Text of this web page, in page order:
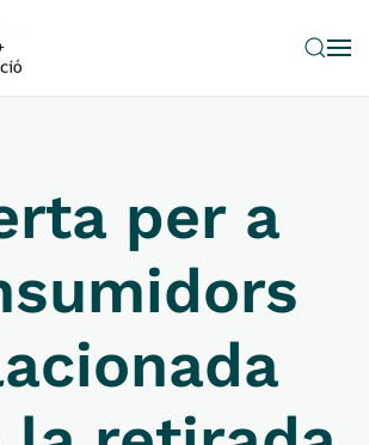
content
per a